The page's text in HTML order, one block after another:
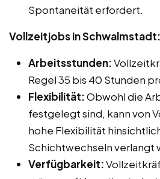
Spontaneität erfordert.
Vollzeitjobs in Schwalmstadt:
Arbeitsstunden:
Regel 35 bis 40 Stunden
Flexibilität:Obwohl die
festgelegt sind, kann von
hohe Flexibilität
Schichtwechseln verlangt
Verfügbarkeit: